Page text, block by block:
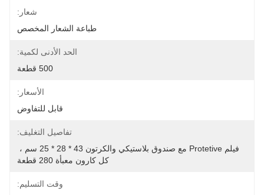
شعار:
طباعة الشعار المخصص
الحد الأدنى لكمية:
500 قطعة
الأسعار:
قابل للتفاوض
تفاصيل التغليف:
كل كارون معبأة 280 قطعة
وقت التسليم: